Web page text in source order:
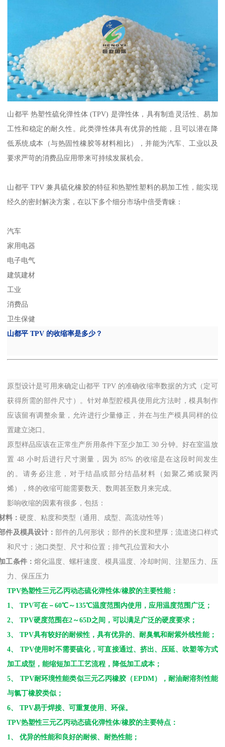
山都平 热塑性硫化弹性体 (TPV) 是弹性体，具有制造灵活性、易加
工性和稳定的耐久性。此类弹性体具有优异的性能，且可以潜在降
低系统成本（与热固性橡胶等材料相比），并能为汽车、工业以及
要求严苛的消费品应用带来可持续发展机会。
山都平 TPV 兼具硫化橡胶的特征和热塑性塑料的易加工性，能实现
经久的密封解决方案，在以下多个细分市场中倍受青睐：
汽车
家用电器
电子电气
建筑建材
工业
消费品
卫生保健
山都平 TPV 的收缩率是多少？
原型设计是可用来确定山都平 TPV 的准确收缩率数据的方式（定可
获得所需的部件尺寸）。针对单型腔模具使用此方法时，模具制作
应该留有调整余量，允许进行少量修正，并在与生产模具同样的位
置建立浇口。
原型样品应该在正常生产所用条件下至少加工 30分钟。好在室温放
置48小时后进行尺寸测量，因为 85% 的收缩是在这段时间发生
的。请务必注意，对于结晶或部分结晶材料（如聚乙烯或聚丙
烯），终的收缩可能需要数天、数周甚至数月来完成。
影响收缩的因素有很多，包括：
料：硬度、粘度和类型（通用、成型、高流动性等）
件及模具设计：部件的几何形状；部件的长度和壁厚；流道浇口样式
和尺寸；浇口类型、尺寸和位置；排气孔位置和大小
工条件： 熔化温度、螺杆速度、模具温度、冷却时间、注塑压力、压
力、保压压力
TPV热塑性三元乙丙动态硫化弹性体/橡胶的主要性能：
1 、TPV可在－60℃～ 135℃温度范围内使用，应用温度范围广泛；
2、TPV硬度范围在2 ～65D之间，可以满足广泛的硬度要求；
3、TPV具有较好的耐候性，具有优异的、耐臭氧和耐紫外线性能；
4、 TPV使用时不需要硫化，可直接通过、挤出、压延、吹塑等方式
加工成型，能缩短加工工艺流程，降低加工成本；
5、 TPV耐环境性能类似三元乙丙橡胶（EPDM），耐油耐溶剂性能
与氯丁橡胶类似；
6、TPV易于焊接、可重复使用、环保。
TPV热塑性三元乙丙动态硫化弹性体/橡胶的主要特点：
1 、 优异的性能和良好的耐候、耐热性能；